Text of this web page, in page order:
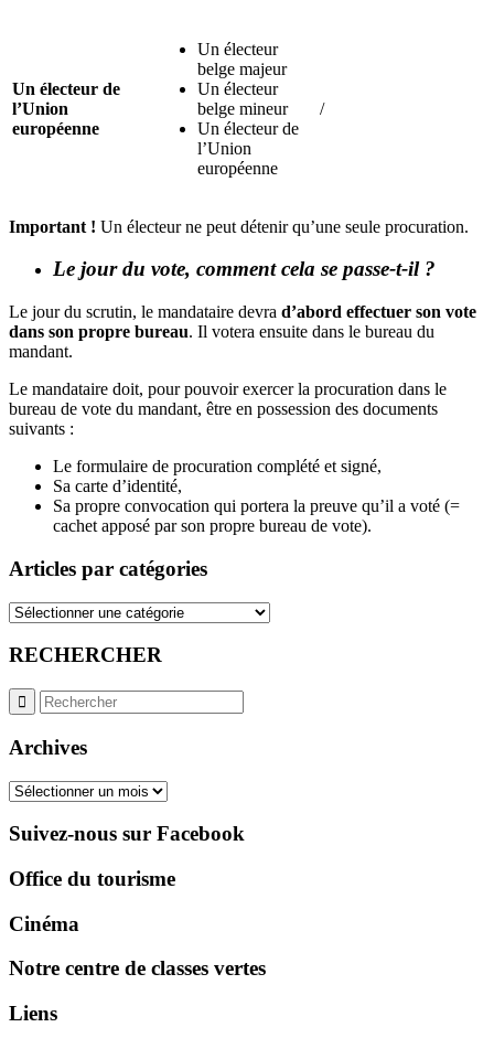
Un électeur de
l’Union
européenne
Un électeur
belge majeur
Un électeur
belge mineur
Un électeur de
l’Union
européenne
/
Important ! Un électeur ne peut détenir qu’une seule procuration.
Le jour du vote, comment cela se passe-t-il ?
Le jour du scrutin, le mandataire devra d’abord effectuer son vote
dans son propre bureau. Il votera ensuite dans le bureau du
mandant.
Le mandataire doit, pour pouvoir exercer la procuration dans le
bureau de vote du mandant, être en possession des documents
suivants :
Le formulaire de procuration complété et signé,
Sa carte d’identité,
Sa propre convocation qui portera la preuve qu’il a voté (=
cachet apposé par son propre bureau de vote).
Articles par catégories
Articles
catégories
RECHERCHER
Archives
Archives
Suivez-nous sur Facebook
Office du tourisme
Cinéma
Notre centre de classes vertes
Liens